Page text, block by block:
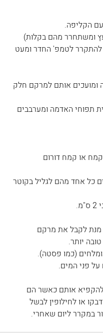
הקליפה.
ומשתחרר מהם בקלות)
להתקרר לטמפ' החדר ומעט
אותם למרקם חלק
תפוחי האדמה ומערבבים
או קמח דורום
הניוקי ל-4 ומגלגלים כל אחד מהם לגליל בקוטר
מנת לקבל את מרקם
יותר.
(כמו פסטה).
פני המים.
להקפיא אותם כאשר הם
או לחילופין לבשל
במקרר ליום שאחרי.